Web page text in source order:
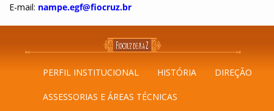
E-mail: nampe.egf@fiocruz.br
PERFIL INSTITUCIONAL HISTÓRIA DIREÇÃO
ASSESSORIAS E ÁREAS TÉCNICAS